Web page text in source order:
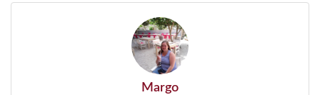
Margo